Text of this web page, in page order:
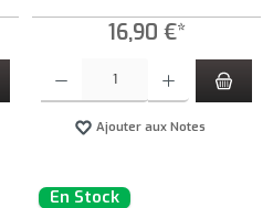
16,90 €*
Ajouter aux Notes
En Stock